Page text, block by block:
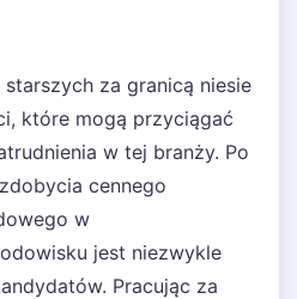
za granicą niesie
które mogą przyciągać
w tej branży. Po
cennego
w
jest niezwykle
Pracując za